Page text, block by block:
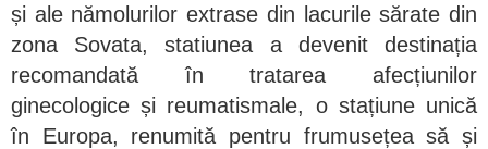
și ale nămolurilor extrase din lacurile sărate din
zona Sovata, statiunea a devenit destinația
recomandată în tratarea afecțiunilor
ginecologice și reumatismale, o stațiune unică
în Europa, renumită pentru frumusețea să și